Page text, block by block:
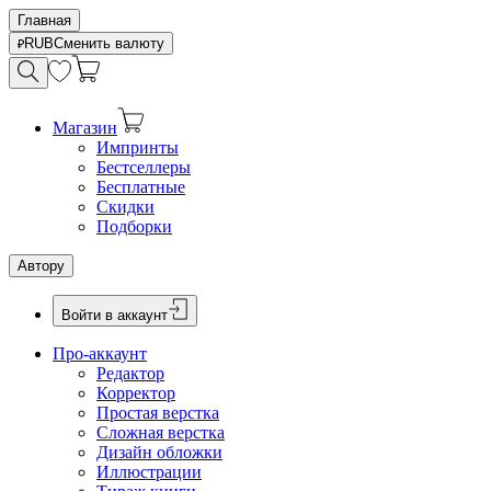
Главная
RUBСменить валюту
Магазин
Импринты
Бестселлеры
Бесплатные
Скидки
Подборки
Автору
Войти в аккаунт
Про-аккаунт
Редактор
Корректор
Простая верстка
Сложная верстка
Дизайн обложки
Иллюстрации